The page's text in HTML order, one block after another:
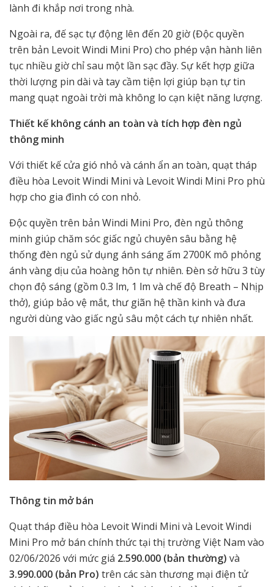
lành đi khắp nơi trong nhà.
Ngoài ra, đế sạc tự động lên đến 20 giờ (Độc quyền
trên bản Levoit Windi Mini Pro) cho phép vận hành liên
tục nhiều giờ chỉ sau một lần sạc đầy. Sự kết hợp giữa
thời lượng pin dài và tay cầm tiện lợi giúp bạn tự tin
mang quạt ngoài trời mà không lo cạn kiệt năng lượng.
Thiết kế không cánh an toàn và tích hợp đèn ngủ
thông minh
Với thiết kế cửa gió nhỏ và cánh ẩn an toàn, quạt tháp
điều hòa Levoit Windi Mini và Levoit Windi Mini Pro phù
hợp cho gia đình có con nhỏ.
Độc quyền trên bản Windi Mini Pro, đèn ngủ thông
minh giúp chăm sóc giấc ngủ chuyên sâu bằng hệ
thống đèn ngủ sử dụng ánh sáng ấm 2700K mô phỏng
ánh vàng dịu của hoàng hôn tự nhiên. Đèn sở hữu 3 tùy
chọn độ sáng (gồm 0.3 lm, 1 lm và chế độ Breath – Nhịp
thở), giúp bảo vệ mắt, thư giãn hệ thần kinh và đưa
người dùng vào giấc ngủ sâu một cách tự nhiên nhất.
Thông tin mở bán
Quạt tháp điều hòa Levoit Windi Mini và Levoit Windi
Mini Pro mở bán chính thức tại thị trường Việt Nam vào
02/06/2026 với mức giá 2.590.000 (bản thường) và
3.990.000 (bản Pro) trên các sàn thương mại điện tử